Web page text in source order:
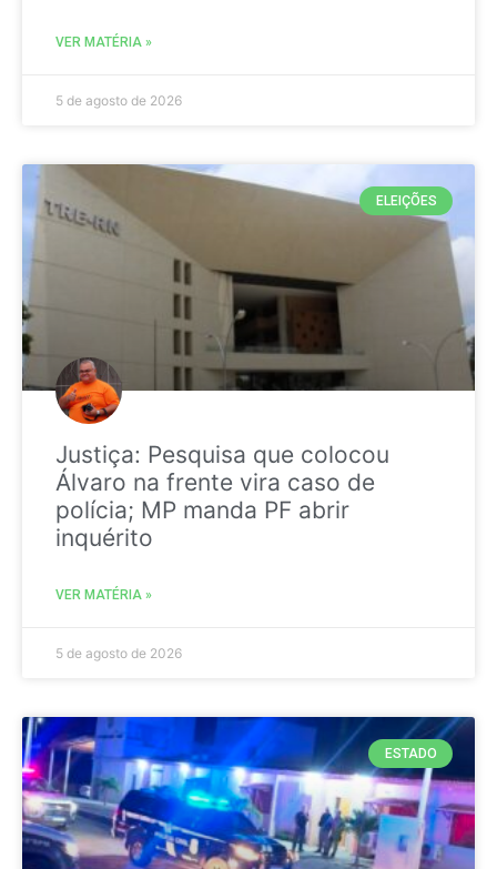
VER MATÉRIA »
5 de agosto de 2026
ELEIÇÕES
Justiça: Pesquisa que colocou
Álvaro na frente vira caso de
polícia; MP manda PF abrir
inquérito
VER MATÉRIA »
5 de agosto de 2026
ESTADO